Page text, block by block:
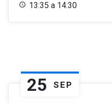
13:35 a 14:30
25 SEP